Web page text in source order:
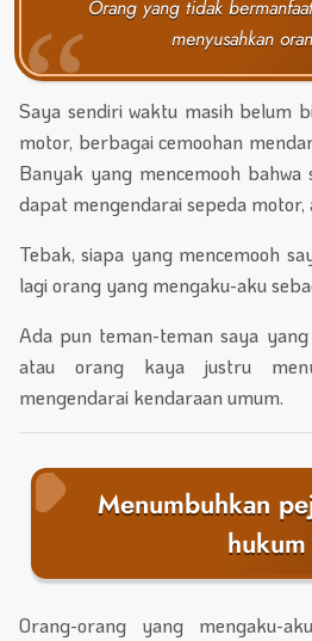
Orang yang tidak
menyusahkan
Saya sendiri waktu masih belum
motor, berbagai cemoohan
Banyak yang mencemooh
dapat mengendarai sepeda motor,
Tebak, siapa yang mencemooh
lagi orang yang mengaku-aku
Ada pun teman-teman saya
atau orang kaya justru
mengendarai kendaraan umum.
Menumbuhkan
hukum
Orang-orang yang mengaku-